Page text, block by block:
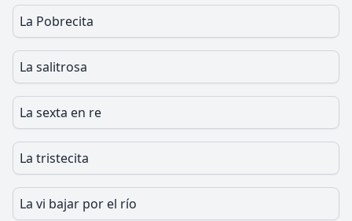
La Pobrecita
La salitrosa
La sexta en re
La tristecita
La vi bajar por el río